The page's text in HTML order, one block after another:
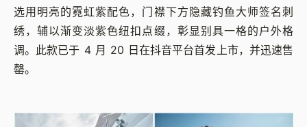
选用明亮的霓虹紫配色，门襟下方隐藏钓鱼大师签名刺
绣，辅以渐变淡紫色纽扣点缀，彰显别具一格的户外格
调。此款已于 4 月 20 日在抖音平台首发上市，并迅速售
罄。